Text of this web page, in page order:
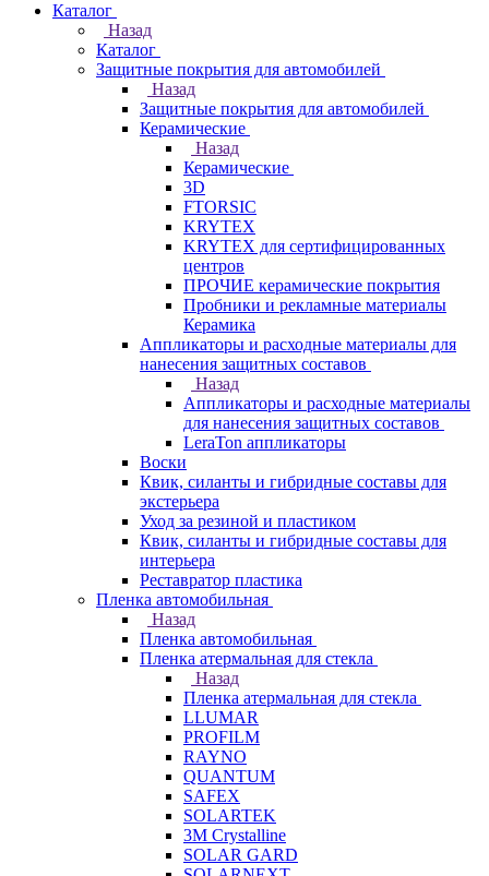
Каталог
Назад
Каталог
Защитные покрытия для автомобилей
Назад
Защитные покрытия для автомобилей
Керамические
Назад
Керамические
3D
FTORSIC
KRYTEX
KRYTEX для сертифицированных
центров
ПРОЧИЕ керамические покрытия
Пробники и рекламные материалы
Керамика
Аппликаторы и расходные материалы для
нанесения защитных составов
Назад
Аппликаторы и расходные материалы
для нанесения защитных составов
LeraTon аппликаторы
Воски
Квик, силанты и гибридные составы для
экстерьера
Уход за резиной и пластиком
Квик, силанты и гибридные составы для
интерьера
Реставратор пластика
Пленка автомобильная
Назад
Пленка автомобильная
Пленка атермальная для стекла
Назад
Пленка атермальная для стекла
LLUMAR
PROFILM
RAYNO
QUANTUM
SAFEX
SOLARTEK
3M Crystalline
SOLAR GARD